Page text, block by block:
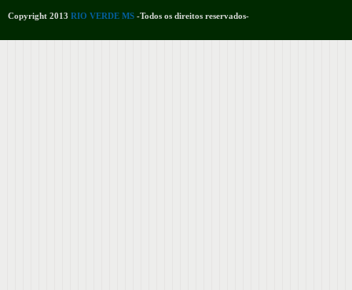
Copyright 2013 RIO VERDE MS -Todos os direitos reservados-